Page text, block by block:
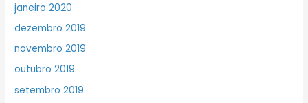
janeiro 2020
dezembro 2019
novembro 2019
outubro 2019
setembro 2019